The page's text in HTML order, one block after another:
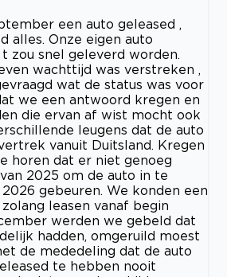
een auto geleased ,
alles. Onze eigen auto
zou snel geleverd worden.
wachttijd was verstreken ,
wat de status was voor
we een antwoord kregen en
die ervan af wist mocht ook
leugens dat de auto
vanuit Duitsland. Kregen
horen dat er niet genoeg
2025 om de auto in te
gebeuren. We konden een
leasen vanaf begin
werden we gebeld dat
hadden, omgeruild moest
de mededeling dat de auto
te hebben nooit